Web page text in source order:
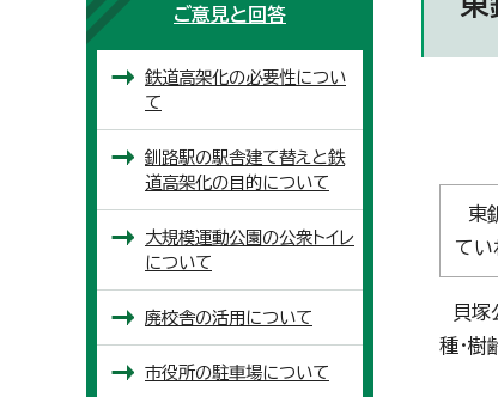
東
てい
貝塚
種・
ご意見と回答
鉄道高架化の必要性につい
て
釧路駅の駅舎建て替えと鉄
道高架化の目的について
大規模運動公園の公衆トイレ
について
廃校舎の活用について
市役所の駐車場について